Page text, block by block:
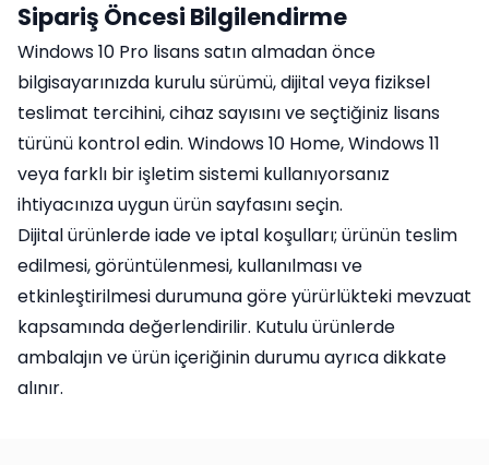
Sipariş Öncesi Bilgilendirme
Windows 10 Pro lisans satın almadan önce
bilgisayarınızda kurulu sürümü, dijital veya fiziksel
teslimat tercihini, cihaz sayısını ve seçtiğiniz lisans
türünü kontrol edin. Windows 10 Home, Windows 11
veya farklı bir işletim sistemi kullanıyorsanız
ihtiyacınıza uygun ürün sayfasını seçin.
Dijital ürünlerde iade ve iptal koşulları; ürünün teslim
edilmesi, görüntülenmesi, kullanılması ve
etkinleştirilmesi durumuna göre yürürlükteki mevzuat
kapsamında değerlendirilir. Kutulu ürünlerde
ambalajın ve ürün içeriğinin durumu ayrıca dikkate
alınır.